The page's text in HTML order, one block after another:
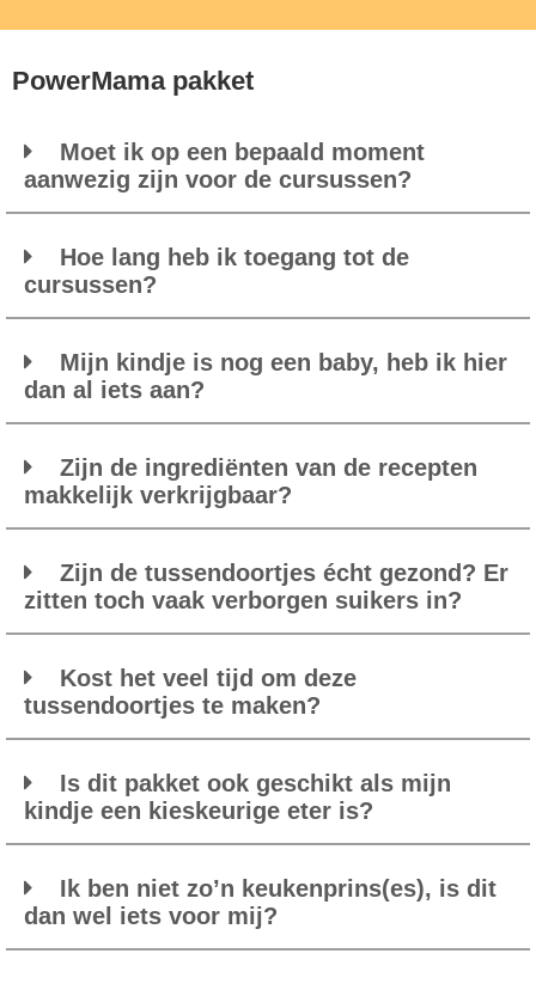
PowerMama pakket
Moet ik op een bepaald moment
aanwezig zijn voor de cursussen?
Hoe lang heb ik toegang tot de
cursussen?
Mijn kindje is nog een baby, heb ik hier
dan al iets aan?
Zijn de ingrediënten van de recepten
makkelijk verkrijgbaar?
Zijn de tussendoortjes écht gezond? Er
zitten toch vaak verborgen suikers in?
Kost het veel tijd om deze
tussendoortjes te maken?
Is dit pakket ook geschikt als mijn
kindje een kieskeurige eter is?
Ik ben niet zo’n keukenprins(es), is dit
dan wel iets voor mij?